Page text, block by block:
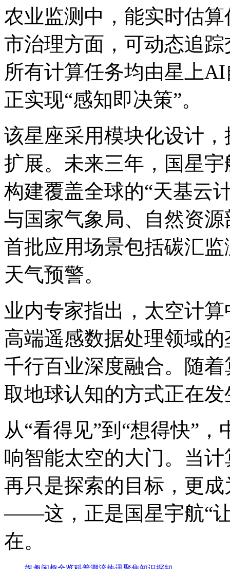
农业监测中，能实时估
市治理方面，可动态追
所有计算任务均由星上
正实现“感知即决策”。
该星座采用模块化设计
扩展。未来三年，国星
构建覆盖全球的“天基云
与国家气象局、自然资
首批应用场景包括碳汇
天气预警。
业内专家指出，太空计
高端遥感数据处理领域
千行百业深度融合。随
取地球认知的方式正在
从“看得见”到“想得快”
响智能太空的大门。当
再只是探索的目标，更
——这，正是国星宇航“
在。